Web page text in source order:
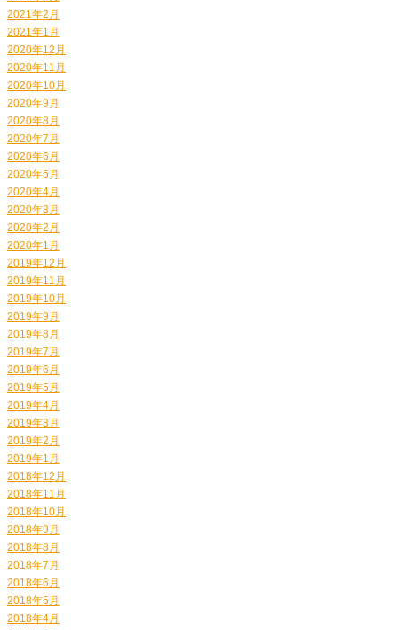
2021年2月
2021年1月
2020年12月
2020年11月
2020年10月
2020年9月
2020年8月
2020年7月
2020年6月
2020年5月
2020年4月
2020年3月
2020年2月
2020年1月
2019年12月
2019年11月
2019年10月
2019年9月
2019年8月
2019年7月
2019年6月
2019年5月
2019年4月
2019年3月
2019年2月
2019年1月
2018年12月
2018年11月
2018年10月
2018年9月
2018年8月
2018年7月
2018年6月
2018年5月
2018年4月